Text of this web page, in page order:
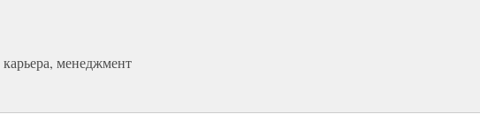
менеджмент